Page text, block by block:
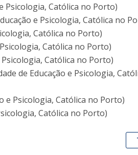
Psicologia, Católica no Porto)
e Psicologia, Católica no
Católica no Porto)
Católica no Porto)
Psicologia, Católica no Porto)
de Educação e Psicologia,
e Psicologia, Católica no Porto)
Católica no Porto)